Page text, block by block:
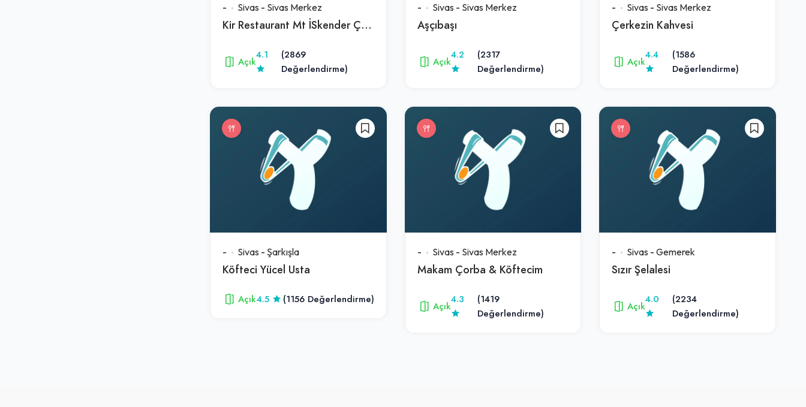
- Sivas - Sivas Merkez
Kir Restaurant Mt İSkender Çorba Dünyasi (Kepçeli Merkez Şube)
Açık
4.1
(2869
Değerlendirme)
- Sivas - Sivas Merkez
Aşçıbaşı
Açık
4.2
(2317
Değerlendirme)
- Sivas - Sivas Merkez
Çerkezin Kahvesi
Açık
4.4
(1586
Değerlendirme)
- Sivas - Şarkışla
Köfteci Yücel Usta
Açık4.5 (1156 Değerlendirme)
- Sivas - Sivas Merkez
Makam Çorba & Köftecim
Açık
4.3
(1419
Değerlendirme)
- Sivas -Gemerek
Sızır Şelalesi
Açık
4.0
(2234
Değerlendirme)